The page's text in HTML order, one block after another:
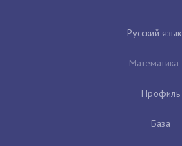
Русский язык
Математика
Профиль
База